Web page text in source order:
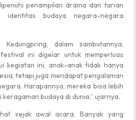
penampilan drama dan tarian
identitas budaya negara-negara
dalam sambutannya,
ini digelar untuk memperluas
kegiatan ini, anak-anak tidak hanya
tetapi juga mendapat pengalaman
Harapannya, mereka bisa lebih
budaya di dunia,” ujarnya.
sejak awal acara. Banyak yang